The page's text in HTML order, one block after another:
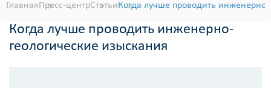
ГлавнаяПресс-центрСтатьиКогда лучше проводить
Когда лучше проводить инженерно-
геологические изыскания